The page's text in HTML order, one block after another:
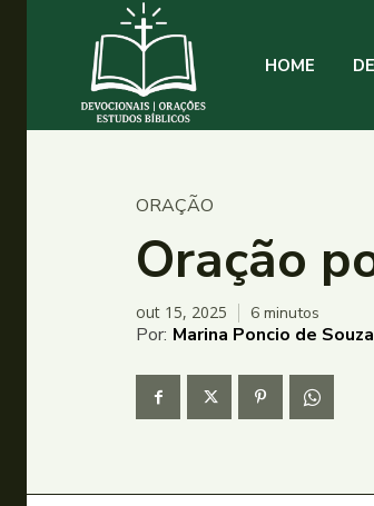
HOME
ORAÇÃO
Oração
out 15, 2025 6 minutos
Por: Marina Poncio de Souza